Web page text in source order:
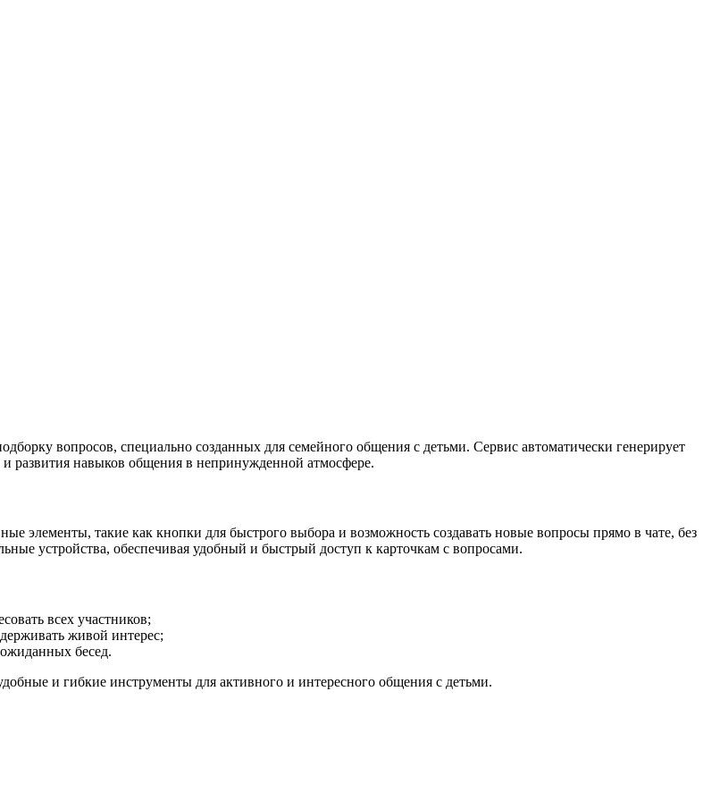
вопросов, специально созданных для семейного общения с детьми. Сервис автоматически генерирует
развития навыков общения в непринужденной атмосфере.
элементы, такие как кнопки для быстрого выбора и возможность создавать новые вопросы прямо в чате, без
устройства, обеспечивая удобный и быстрый доступ к карточкам с вопросами.
всех участников;
живой интерес;
бесед.
и гибкие инструменты для активного и интересного общения с детьми.